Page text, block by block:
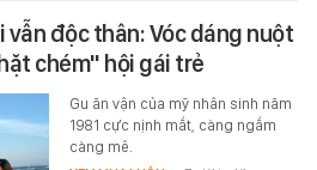
vẫn độc thân: Vóc dáng nuột
chém" hội gái trẻ
Gu ăn vận của mỹ nhân sinh năm
1981 cực nịnh mắt, càng ngắm
càng mê.